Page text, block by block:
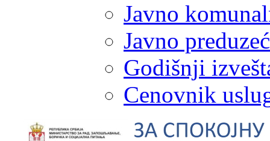
Javno
Javno
Godišnji
Cenovnik